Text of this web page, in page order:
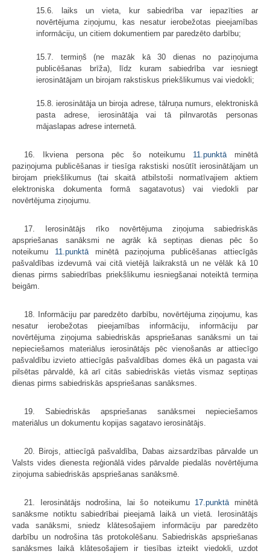
15.6. laiks un vieta, kur sabiedrība var iepazīties ar
novērtējuma ziņojumu, kas nesatur ierobežotas pieejamības
informāciju, un citiem dokumentiem par paredzēto darbību;
15.7. termiņš (ne mazāk kā 30 dienas no paziņojuma
publicēšanas brīža), līdz kuram sabiedrība var iesniegt
ierosinātājam un birojam rakstiskus priekšlikumus vai viedokli;
15.8. ierosinātāja un biroja adrese, tālruņa numurs, elektroniskā
pasta adrese, ierosinātāja vai tā pilnvarotās personas
mājaslapas adrese internetā.
16. Ikviena persona pēc šo noteikumu 11.punktāminētā
paziņojuma publicēšanas ir tiesīga rakstiski nosūtīt ierosinātājam un
birojam priekšlikumus (tai skaitā atbilstoši normatīvajiem aktiem
elektroniska dokumenta formā sagatavotus) vai viedokli par
novērtējuma ziņojumu.
17. Ierosinātājs rīko novērtējuma ziņojuma sabiedriskās
apspriešanas sanāksmi ne agrāk kā septiņas dienas pēc šo
noteikumu 11.punktāminētā paziņojuma publicēšanas attiecīgās
pašvaldības izdevumā vai citā vietējā laikrakstā un ne vēlāk kā 10
dienas pirms sabiedrības priekšlikumu iesniegšanai noteiktā termiņa
beigām.
18. Informāciju par paredzēto darbību, novērtējuma ziņojumu, kas
nesatur ierobežotas pieejamības informāciju, informāciju par
novērtējuma ziņojuma sabiedriskās apspriešanas sanāksmi un tai
nepieciešamos materiālus ierosinātājs pēc vienošanās ar attiecīgo
pašvaldību izvieto attiecīgās pašvaldības domes ēkā un pagasta vai
pilsētas pārvaldē, kā arī citās sabiedriskās vietās vismaz septiņas
dienas pirms sabiedriskās apspriešanas sanāksmes.
19. Sabiedriskās apspriešanas sanāksmei nepieciešamos
materiālus un dokumentu kopijas sagatavo ierosinātājs.
20. Birojs, attiecīgā pašvaldība, Dabas aizsardzības pārvalde un
Valsts vides dienesta reģionālā vides pārvalde piedalās novērtējuma
ziņojuma sabiedriskās apspriešanas sanāksmē.
21. Ierosinātājs nodrošina, lai šo noteikumu 17.punktā minētā
sanāksme notiktu sabiedrībai pieejamā laikā un vietā. Ierosinātājs
vada sanāksmi, sniedz klātesošajiem informāciju par paredzēto
darbību un nodrošina tās protokolēšanu. Sabiedriskās apspriešanas
sanāksmes laikā klātesošajiem ir tiesības izteikt viedokli, uzdot